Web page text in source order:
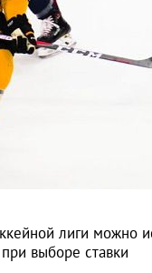
лиги можно
выборе ставки